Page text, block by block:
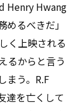
Henry Hwang
るべきだ」
く上映される
るからと言う
まう。R.F
達を亡くして